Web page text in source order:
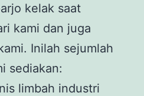
kelak saat
kami dan juga
Inilah sejumlah
sediakan:
limbah industri